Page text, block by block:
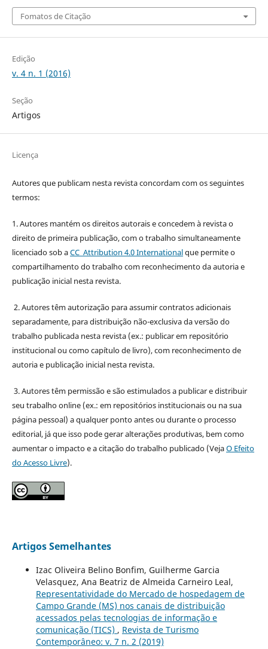
Fomatos de Citação
Edição
v. 4 n. 1 (2016)
Seção
Artigos
Licença
Autores que publicam nesta revista concordam com os seguintes
termos:
1. Autores mantém os direitos autorais e concedem à revista o
direito de primeira publicação, com o trabalho simultaneamente
licenciado sob aCC Attribution 4.0 Internationalque permite o
compartilhamento do trabalho com reconhecimento da autoria e
publicação inicial nesta revista.
2. Autores têm autorização para assumir contratos adicionais
separadamente, para distribuição não-exclusiva da versão do
trabalho publicada nesta revista (ex.: publicar em repositório
institucional ou como capítulo de livro), com reconhecimento de
autoria e publicação inicial nesta revista.
3. Autores têm permissão e são estimulados a publicar e distribuir
seu trabalho online (ex.: em repositórios institucionais ou na sua
página pessoal) a qualquer ponto antes ou durante o processo
editorial, já que isso pode gerar alterações produtivas, bem como
aumentar o impacto e a citação do trabalho publicado (VejaO Efeito
do Acesso Livre).
Artigos Semelhantes
Izac Oliveira Belino Bonfim, Guilherme Garcia
Velasquez, Ana Beatriz de Almeida Carneiro Leal,
Representatividade do Mercado de hospedagem de
Campo Grande (MS) nos canais de distribuição
acessados pelas tecnologias de informação e
comunicação (TICS) , Revista de Turismo
Contemporâneo: v. 7 n. 2 (2019)